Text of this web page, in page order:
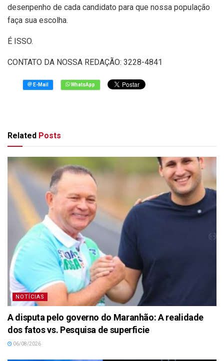
desenpenho de cada candidato para que nossa população
faça sua escolha.
É ISSO.
CONTATO DA NOSSA REDAÇÃO: 3228-4841
Related Posts
NOTÍCIAS
A disputa pelo governo do Maranhão: A realidade
dos fatos vs. Pesquisa de superficie
06/08/2026